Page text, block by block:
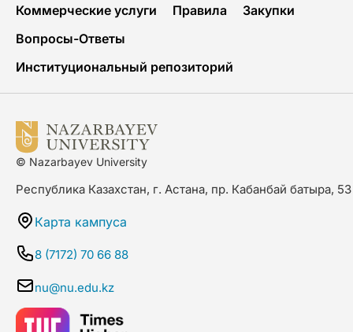
Коммерческие услуги Правила
Закупки
Вопросы-Ответы
Институциональный репозиторий
© Nazarbayev University
Республика Казахстан, г. Астана, пр. Кабанбай батыра, 53
Карта кампуса
8 (7172) 70 66 88
nu@nu.edu.kz